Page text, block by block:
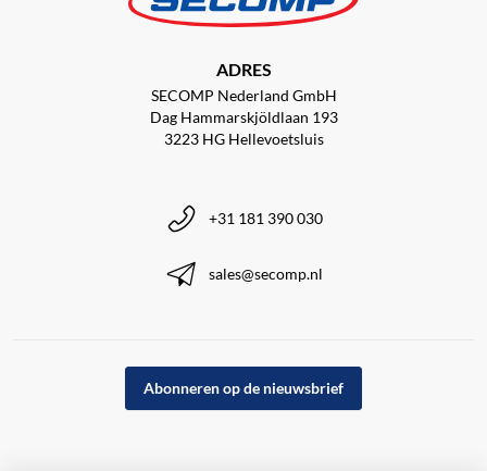
ADRES
SECOMP Nederland GmbH
Dag Hammarskjöldlaan 193
3223 HG Hellevoetsluis
+31 181 390 030
sales@secomp.nl
Abonneren op de nieuwsbrief